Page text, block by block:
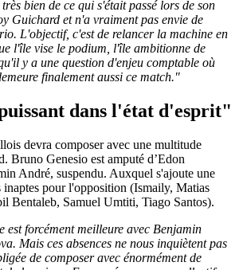
bien de ce qui s'était passé lors de son
Guichard et n'a vraiment pas envie de
L'objectif, c'est de relancer la machine en
l'île vise le podium, l'île ambitionne de
y a une question d'enjeu comptable où
finalement aussi ce match."
dans l'état d'esprit"
devra composer avec une multitude
Bruno Genesio est amputé d’Edon
André, suspendu. Auxquel s'ajoute une
inaptes pour l'opposition (Ismaily, Matias
Bentaleb, Samuel Umtiti, Tiago Santos).
est forcément meilleure avec Benjamin
Mais ces absences ne nous inquiètent pas
de composer avec énormément de